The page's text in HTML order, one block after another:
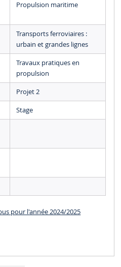
Propulsion maritime
Transports ferroviaires :
urbain et grandes lignes
Travaux pratiques en
propulsion
Projet 2
Stage
pour l'année 2024/2025